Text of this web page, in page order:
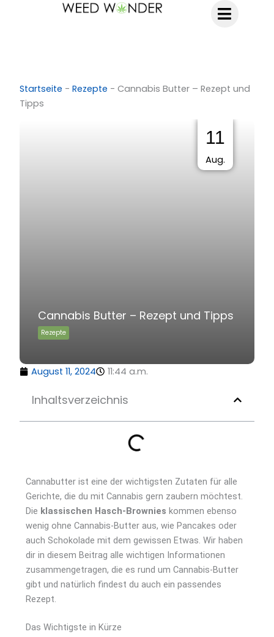
Startseite -Rezepte -Cannabis Butter – Rezept und
Tipps
11
Aug.
Cannabis Butter – Rezept und Tipps
Rezepte
August 11, 2024 11:44 a.m.
Inhaltsverzeichnis
Cannabutter ist eine der wichtigsten Zutaten für alle
Gerichte, die du mit Cannabis gern zaubern möchtest.
Die klassischen Hasch-Brownies kommen ebenso
wenig ohne Cannabis-Butter aus, wie Pancakes oder
auch Schokolade mit dem gewissen Etwas. Wir haben
dir in diesem Beitrag alle wichtigen Informationen
zusammengetragen, die es rund um Cannabis-Butter
gibt und natürlich findest du auch ein passendes
Rezept.
Das Wichtigste in Kürze